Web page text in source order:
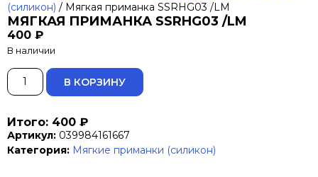
(силикон) / Мягкая приманка SSRHG03 /LM
МЯГКАЯ ПРИМАНКА SSRHG03 /LM
400 ₽
В наличии
В КОРЗИНУ ALTERNATIVE:
Итого: 400 ₽
Артикул: 039984161667
Категория: Мягкие приманки (силикон)